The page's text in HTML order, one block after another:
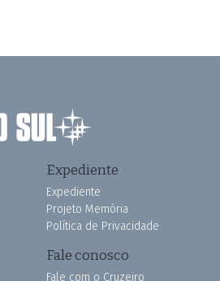
Expediente
Expediente
Projeto Memória
Política de Privacidade
Fale conosco
Fale com o Cruzeiro